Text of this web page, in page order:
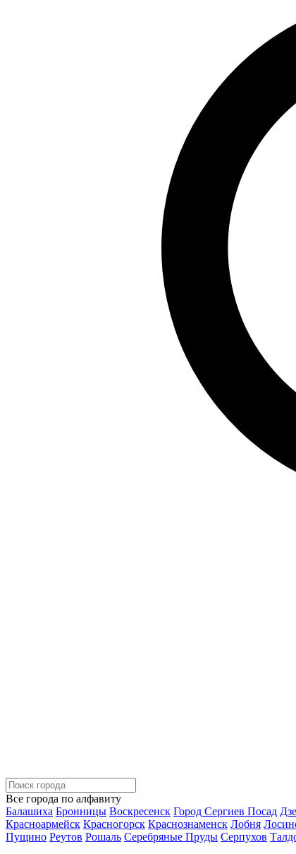
Все города по алфавиту
Балашиха Бронницы Воскресенск Город Сергиев Посад
Красноармейск Красногорск Краснознаменск Лобня
Пущино Реутов Рошаль Серебряные Пруды Серпухов